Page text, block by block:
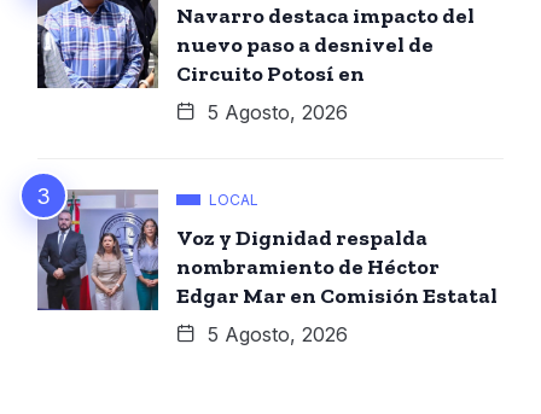
Navarro destaca impacto del
nuevo paso a desnivel de
Circuito Potosí en
5 Agosto, 2026
LOCAL
Voz y Dignidad respalda
nombramiento de Héctor
Edgar Mar en Comisión Estatal
5 Agosto, 2026